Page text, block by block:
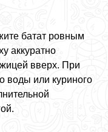
батат ровным
аккуратно
вверх. При
воды или куриного